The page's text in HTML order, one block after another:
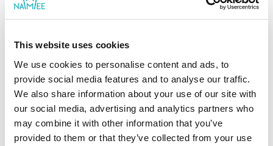
This website uses cookies
We use cookies to personalise content and ads, to
provide social media features and to analyse our traffic.
We also share information about your use of our site with
our social media, advertising and analytics partners who
may combine it with other information that you’ve
provided to them or that they’ve collected from your use
Patvirtintas pirkėjas
Labai smagu, kad yra pasirinkimas tiek pasakų, tiek viršelio.
Norėtųsi gal ilgesnių istorijų. Personalas greitai atrašo į
laiškus.
2026-03-20
Ačiū už atsiliepimą! 💫 Džiugu, kad patiko
asortimentas ir mūsų aptarnavimas. Pastaba dėl